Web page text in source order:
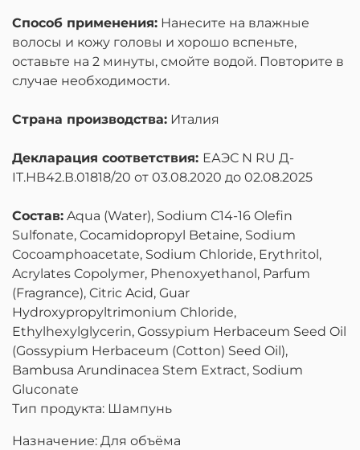
Способ применения: Нанесите на влажные
волосы и кожу головы и хорошо вспеньте,
оставьте на 2 минуты, смойте водой. Повторите в
случае необходимости.
Страна производства: Италия
Декларация соответствия: ЕАЭС N RU Д-
IT.НВ42.В.01818/20 от 03.08.2020 до 02.08.2025
Состав: Aqua (Water), Sodium C14-16 Olefin
Sulfonate, Cocamidopropyl Betaine, Sodium
Cocoamphoacetate, Sodium Chloride, Erythritol,
Acrylates Copolymer, Phenoxyethanol, Parfum
(Fragrance), Citric Acid, Guar
Hydroxypropyltrimonium Chloride,
Ethylhexylglycerin, Gossypium Herbaceum Seed Oil
(Gossypium Herbaceum (Cotton) Seed Oil),
Bambusa Arundinacea Stem Extract, Sodium
Gluconate
Тип продукта: Шампунь
Назначение: Для объёма